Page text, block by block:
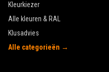
Kleurkiezer
Alle kleuren & RAL
Klusadvies
Alle categorieën →